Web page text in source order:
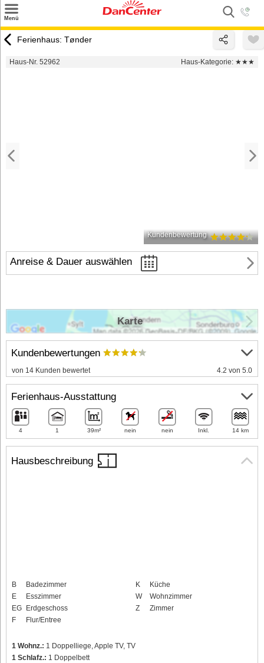
Menü
Urlaubsziele
Ferienhaus: Tønder
Haus-Nr. 52962 Haus-Kategorie: ★★★
Kundenbewertung
Anreise & Dauer auswählen
Hausbeschreibung
B
Badezimmer
E
Esszimmer
EG Erdgeschoss
F
Flur/Entree
K
Küche
W
Wohnzimmer
Z
Zimmer
1 Wohnz.: 1 Doppelliege, Apple TV, TV
1 Schlafz.: 1 Doppelbett
Kundenbewertungen
von 14 Kunden bewertet 4.2 von 5.0
Ferienhaus-Ausstattung
4 1 39m² nein nein Inkl. 14 km
Karte